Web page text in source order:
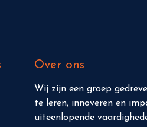
Over ons
Wij zijn een groep
te leren, innoveren en
uiteenlopende